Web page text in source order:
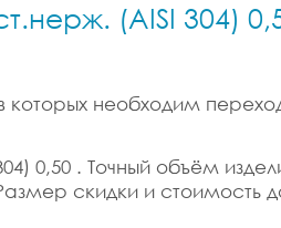
(AISI 304)
которых необходим
0,50 . Точный объём
скидки и стоимость